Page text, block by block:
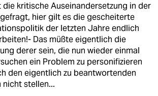
die kritische Auseinandersetzung in der
hier gilt es die gescheiterte
der letzten Jahre endlich
Das müßte eigentlich die
derer sein, die nun wieder einmal
ein Problem zu personifizieren
den eigentlich zu beantwortenden
nicht stellen...